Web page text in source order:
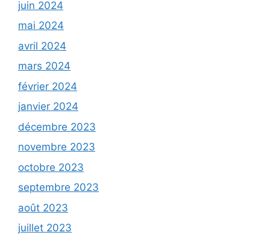
juin 2024
mai 2024
avril 2024
mars 2024
février 2024
janvier 2024
décembre 2023
novembre 2023
octobre 2023
septembre 2023
août 2023
juillet 2023